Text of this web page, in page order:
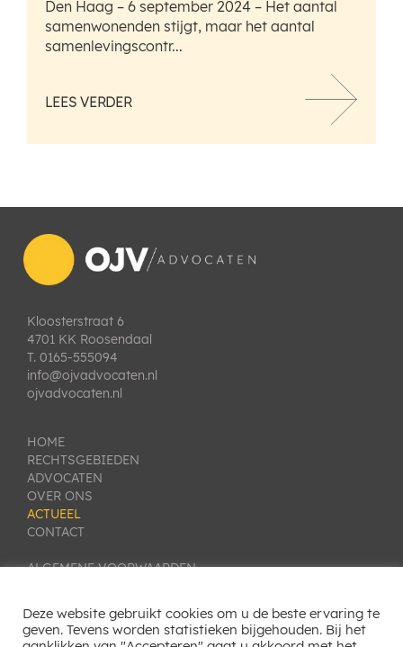
Den Haag – 6 september 2024 – Het aantal
samenwonenden stijgt, maar het aantal
samenlevingscontr...
LEES VERDER
Kloosterstraat 6
4701 KK Roosendaal
T. 0165-555094
info@ojvadvocaten.nl
ojvadvocaten.nl
HOME
RECHTSGEBIEDEN
ADVOCATEN
OVER ONS
ACTUEEL
CONTACT
ALGEMENE VOORWAARDEN
COOKIE INSTELLINGEN
Deze website gebruikt cookies om u de beste ervaring te
geven. Tevens worden statistieken bijgehouden. Bij het